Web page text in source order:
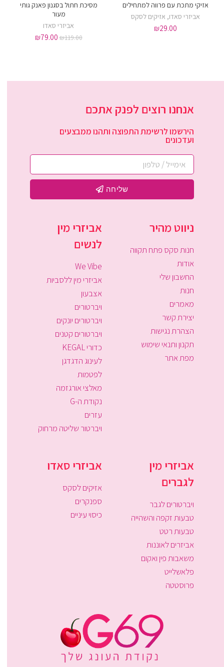
אזיקי מתכת עם פרווה למתחילים
אביזרי סאדו, אזיקים לסקס
₪29.00
מסיכת חתול בסגנון פאנק גותי
מעור
אביזרי סאדו
₪119.00
₪79.00
אנחנו רוצים לפנק אתכם
הירשמו לרשימת התפוצה ותהנו ממבצעים
ועדכונים
שליחה
ניווט מהיר
חנות סקס פתח תקווה
אודות
החשבון שלי
חנות
מאמרים
יצירת קשר
הצהרת נגישות
תקנון ותנאי שימוש
מפת אתר
אביזרי מין
לנשים
We Vibe
אביזרי מין ללסביות
אצבעון
ויברטורים
ויברטורים יונקים
ויברטורים קטנים
כדורי KEGAL
לעינוג הדגדגן
לפטמות
מאלצי אורגזמה
נקודת ה-G
עזרים
ויברטור שליטה מרחוק
אביזרי מין
לגברים
ויברטורים לגבר
טבעות זקפה והשהייה
טבעות רטט
אביזרים לאוננות
משאבות פין ואקום
פלאשלייט
פרוסטטה
אביזרי סאדו
אזיקים לסקס
ספנקרים
כיסוי עיניים